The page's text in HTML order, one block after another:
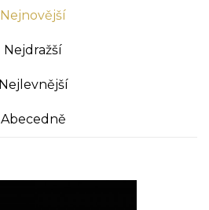
Nejnovější
Nejdražší
Nejlevnější
Abecedně